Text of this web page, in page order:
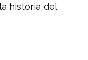
historia del